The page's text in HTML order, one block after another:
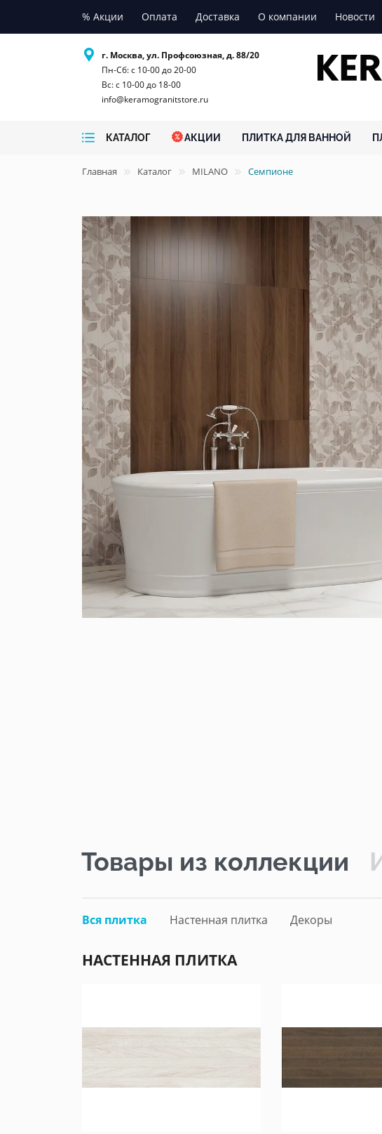
% Акции Оплата Доставка О компании Новости
г. Москва, ул. Профсоюзная, д. 88/20
Пн-Сб: с 10-00 до 20-00
Вс: с 10-00 до 18-00
info@keramogranitstore.ru
КАТАЛОГ АКЦИИ ПЛИТКА ДЛЯ ВАННОЙ
Главная Каталог MILANO Семпионе
Товары из коллекции
Вся плитка Настенная плитка Декоры
НАСТЕННАЯ ПЛИТКА